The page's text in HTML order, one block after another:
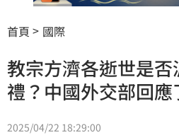
首頁 國際
教宗方濟各逝世是
禮？中國外交部回應
2025/04/22 18:29:00